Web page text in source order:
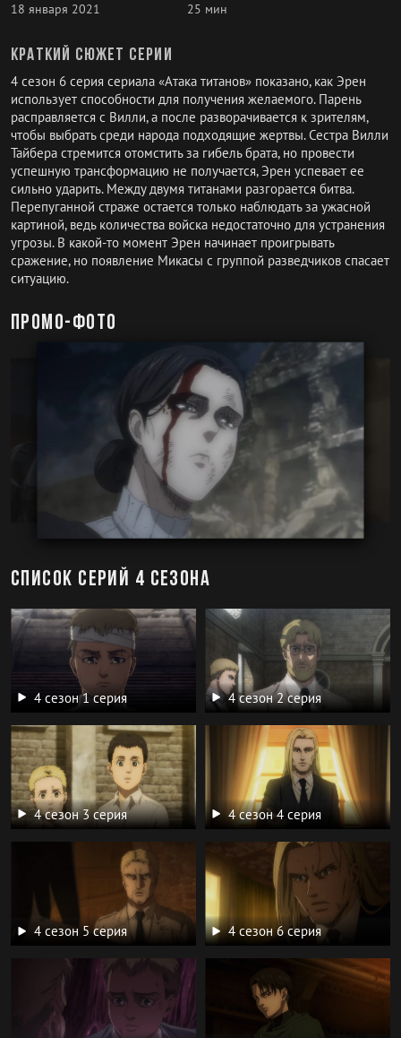
18 января 2021
25 мин
Краткий сюжет серии
4 сезон 6 серия сериала «Атака титанов» показано, как Эрен
использует способности для получения желаемого. Парень
расправляется с Вилли, а после разворачивается к зрителям,
чтобы выбрать среди народа подходящие жертвы. Сестра Вилли
Тайбера стремится отомстить за гибель брата, но провести
успешную трансформацию не получается, Эрен успевает ее
сильно ударить. Между двумя титанами разгорается битва.
Перепуганной страже остается только наблюдать за ужасной
картиной, ведь количества войска недостаточно для устранения
угрозы. В какой-то момент Эрен начинает проигрывать
сражение, но появление Микасы с группой разведчиков спасает
ситуацию.
Промо-фото
Список серий 4 сезона
4 сезон 1 серия 4 сезон 2 серия
4 сезон 3 серия 4 сезон 4 серия
4 сезон 5 серия 4 сезон 6 серия